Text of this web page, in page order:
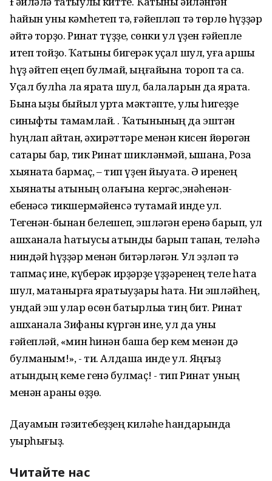
һайын уны кәмһетеп тә, ғәйепләп тә төрлө һүҙҙәр
әйтә торҙо. Ринат түҙҙе, сөнки ул үҙен ғәйепле
итеп тойҙо. Ҡатыны бигерәк уҫал шул, уға ҡаршы
һүҙ әйтеп еңеп булмай, ыңғайына тороп та саҡ.
Уҫал булһа ла ярата шул, балаларын да ярата.
Бына ҡыҙы быйыл урта мәктәпте, улы һигеҙҙе
синыфты тамамлай. . Ҡатынының да эштән
һуңлап ҡайтҡан, әхирәттәре менән кисен йөрөгән
саҡтары бар, тик Ринат шикләнмәй, ышана, Роза
хыянатҡа бармаҫ, – тип үҙен йыуата. Ә иренең
хыянаты ҡатының ҡолағына кергәс,энәһенән-
ебенәсә тикшермәйенсә туҡтамай инде ул.
Тегенән-бынан белешеп, эшләгән еренә барып, ул
ашханала һатыусы ҡатынды барып тапҡан, теләһә
ниндәй һүҙҙәр менән битәрләгән. Ул эҙләп тә
тапмаҫ ине, күберәк ирҙәрҙе үҙҙәренең теле һата
шул, маҡтанырға яратыуҙары һата. Ни эшләйһең,
ундай эш улар өсөн батырлыҡҡа тиң бит. Ринат
ашханала Зифаны күргән ине, ул да уны
ғәйепләй, «мин һинән башҡа бер кем менән дә
булманым!», - ти. Алдаша инде ул. Яңғыҙ
ҡатындың кеме генә булмаҫ! - тип Ринат уның
менән араны өҙҙө.
Дауамын гәзитебеҙҙең киләһе һандарында
уҡырһығыҙ.
Читайте нас